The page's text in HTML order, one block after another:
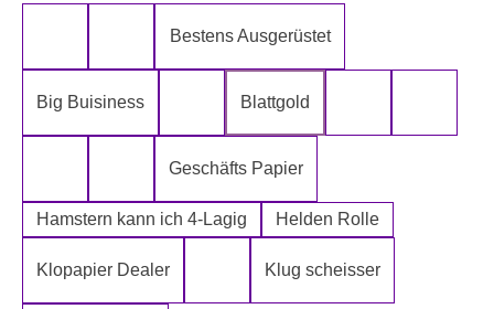
5-Lagig ich kann´s mir leisten
Alter spielt keine Rolle
Bestens Ausgerüstet
Big Buisiness
Bitte bleiben sie während der
Blattgold
Fugen Reiniger
Fürn Arsch
Geschäfts Papier
Hamstern kann ich 4-Lagig Helden Rolle
Klopapier Dealer
Klopapier Mafia
Klug scheisser